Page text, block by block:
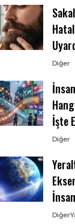
Diğer
İşte
Diğer
Diğer